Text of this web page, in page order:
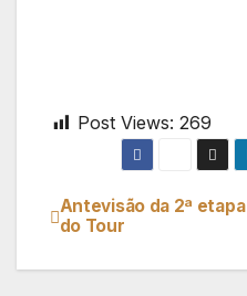
Post Views: 269
Navegação
de
Antevisão da 2ª etapa
do Tour